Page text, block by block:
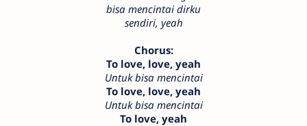
bisa mencintai dirku
sendiri, yeah
Chorus:
To love, love, yeah
Untuk bisa mencintai
To love, love, yeah
Untuk bisa mencintai
To love, yeah